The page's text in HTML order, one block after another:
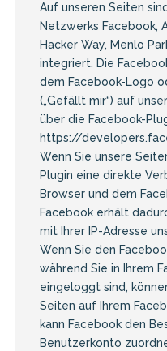
Auf unseren Seiten
Netzwerks Facebook,
Hacker Way, Menlo
integriert. Die
dem Facebook-Logo
(„Gefällt mir“) auf
über die Facebook-
https://
Wenn Sie unsere
Plugin eine direkte
Browser und dem
Facebook erhält
mit Ihrer IP-Adresse
Wenn Sie den
während Sie in Ihrem
eingeloggt sind,
Seiten auf Ihrem
kann Facebook den
Benutzerkonto